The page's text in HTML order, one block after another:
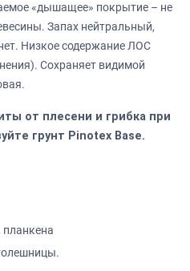
«дышащее» покрытие – не
Запах нейтральный,
Низкое содержание ЛОС
Сохраняет видимой
от плесени и грибка при
грунт Pinotex Base.
планкена